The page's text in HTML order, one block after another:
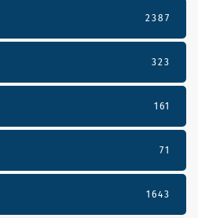
2387
323
161
71
1643